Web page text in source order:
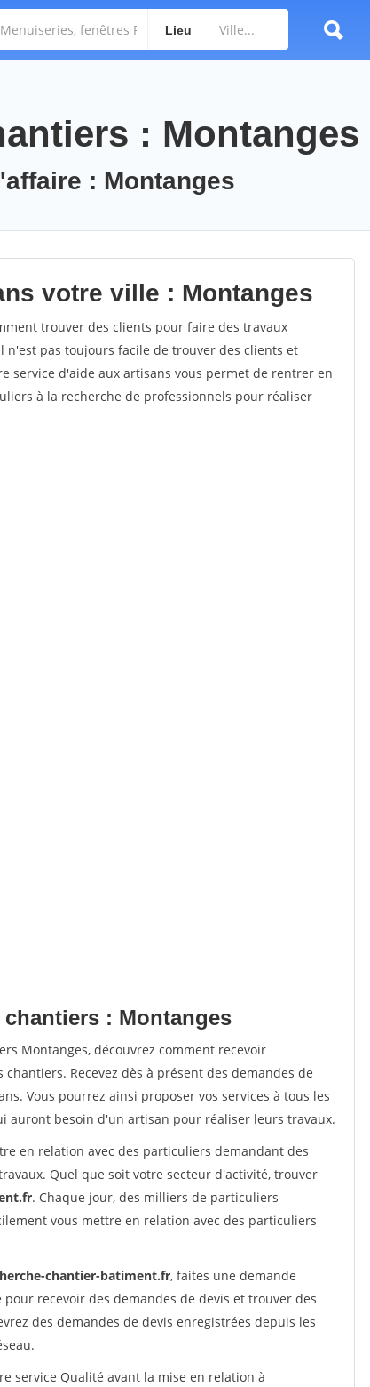
Lieu
: Montanges
: Montanges
votre ville : Montanges
trouver des clients pour faire des travaux
pas toujours facile de trouver des clients et
service d'aide aux artisans vous permet de rentrer en
à la recherche de professionnels pour réaliser
: Montanges
Montanges, découvrez comment recevoir
Recevez dès à présent des demandes de
Vous pourrez ainsi proposer vos services à tous les
auront besoin d'un artisan pour réaliser leurs travaux.
en relation avec des particuliers demandant des
Quel que soit votre secteur d'activité, trouver
. Chaque jour, des milliers de particuliers
vous mettre en relation avec des particuliers
chantier-batiment.fr, faites une demande
recevoir des demandes de devis et trouver des
des demandes de devis enregistrées depuis les
service Qualité avant la mise en relation à